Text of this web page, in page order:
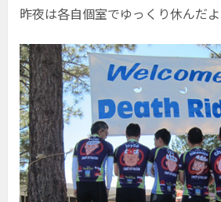
昨夜は各自個室でゆっくり休んだよ